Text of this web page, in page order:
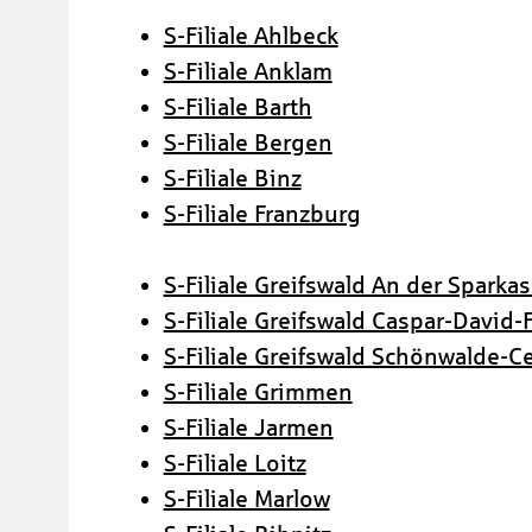
S-Filiale Ahlbeck
S-Filiale Anklam
S-Filiale Barth
S-Filiale Bergen
S-Filiale Binz
S-Filiale Franzburg
S-Filiale Greifswald An der
S-Filiale Greifswald Caspar-David-
S-Filiale Greifswald Schönwalde-
S-Filiale Grimmen
S-Filiale Jarmen
S-Filiale Loitz
S-Filiale Marlow